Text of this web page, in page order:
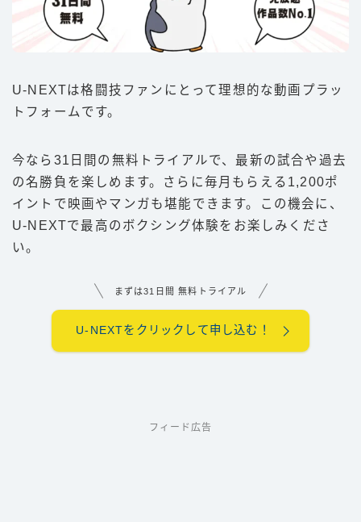
U-NEXTは格闘技ファンにとって理想的な動画プラッ
トフォームです。
今なら31日間の無料トライアルで、最新の試合や過去
の名勝負を楽しめます。さらに毎月もらえる1,200ポ
イントで映画やマンガも堪能できます。この機会に、
U-NEXTで最高のボクシング体験をお楽しみくださ
い。
まずは31日間 無料トライアル
U-NEXTをクリックして申し込む！
フィード広告